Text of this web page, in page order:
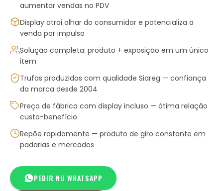
aumentar vendas no PDV
Display atrai olhar do consumidor e potencializa a
venda por impulso
Solução completa: produto + exposição em um único
item
Trufas produzidas com qualidade Siareg — confiança
da marca desde 2004
Preço de fábrica com display incluso — ótima relação
custo-benefício
Repõe rapidamente — produto de giro constante em
padarias e mercados
PEDIR NO WHATSAPP